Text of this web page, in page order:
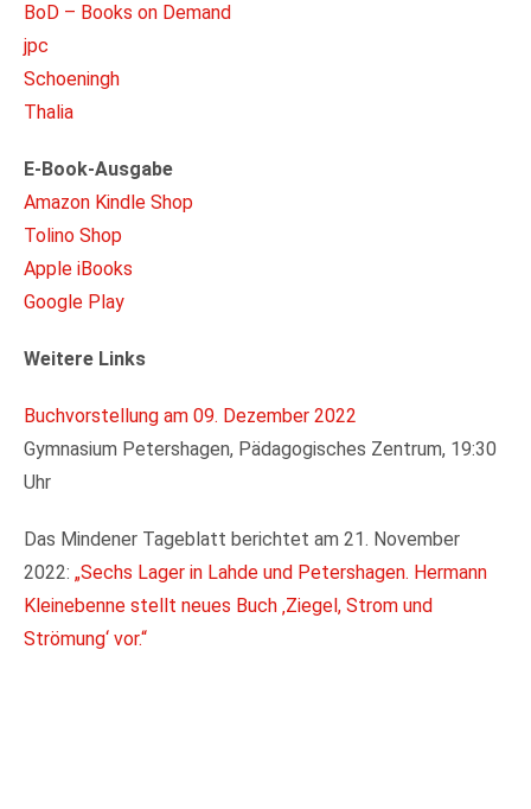
BoD – Books on Demand
jpc
Schoeningh
Thalia
E-Book-Ausgabe
Amazon Kindle Shop
Tolino Shop
Apple iBooks
Google Play
Weitere Links
Buchvorstellung am 09. Dezember 2022
Gymnasium Petershagen, Pädagogisches Zentrum, 19:30
Uhr
Das Mindener Tageblatt berichtet am 21. November
2022: „Sechs Lager in Lahde und Petershagen. Hermann
Kleinebenne stellt neues Buch ‚Ziegel, Strom und
Strömung‘ vor.“